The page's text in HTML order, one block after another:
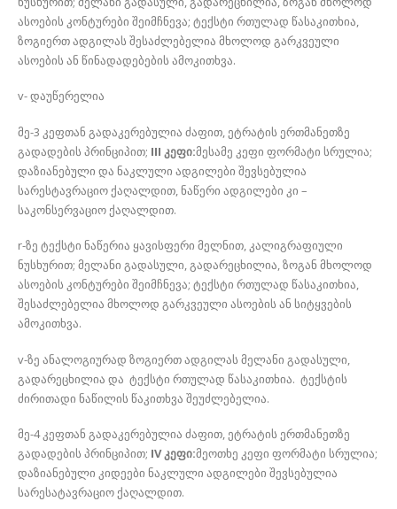
ასოების კონტურები შეიმჩნევა; ტექსტი რთულად წასაკითხია,
ზოგიერთ ადგილას შესაძლებელია მხოლოდ გარკვეული
ასოების ან წინადადებების ამოკითხვა.
v- დაუწერელია
მე-3 კეფთან გადაკერებულია ძაფით, ეტრატის ერთმანეთზე
გადადების პრინციპით; III კეფი:მესამე კეფი ფორმატი სრულია;
დაზიანებული და ნაკლული ადგილები შევსებულია
სარესტავრაციო ქაღალდით, ნაწერი ადგილები კი –
საკონსერვაციო ქაღალდით.
r-ზე ტექსტი ნაწერია ყავისფერი მელნით, კალიგრაფიული
ნუსხურით; მელანი გადასული, გადარეცხილია, ზოგან მხოლოდ
ასოების კონტურები შეიმჩნევა; ტექსტი რთულად წასაკითხია,
შესაძლებელია მხოლოდ გარკვეული ასოების ან სიტყვების
ამოკითხვა.
v-ზე ანალოგიურად ზოგიერთ ადგილას მელანი გადასული,
გადარეცხილია და ტექსტი რთულად წასაკითხია. ტექსტის
ძირითადი ნაწილის წაკითხვა შეუძლებელია.
მე-4 კეფთან გადაკერებულია ძაფით, ეტრატის ერთმანეთზე
გადადების პრინციპით; IV კეფი:მეოთხე კეფი ფორმატი სრულია;
დაზიანებული კიდეები ნაკლული ადგილები შევსებულია
სარესატავრაციო ქაღალდით.